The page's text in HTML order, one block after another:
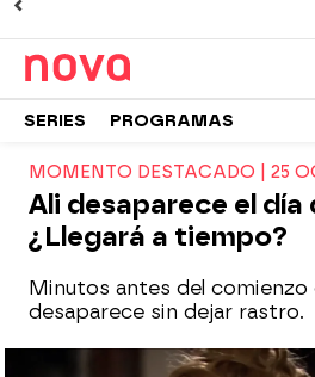
SERIES PROGRAMAS
MOMENTO DESTACADO | 25
Ali desaparece el día
¿Llegará a tiempo?
Minutos antes del comienzo
desaparece sin dejar rastro.